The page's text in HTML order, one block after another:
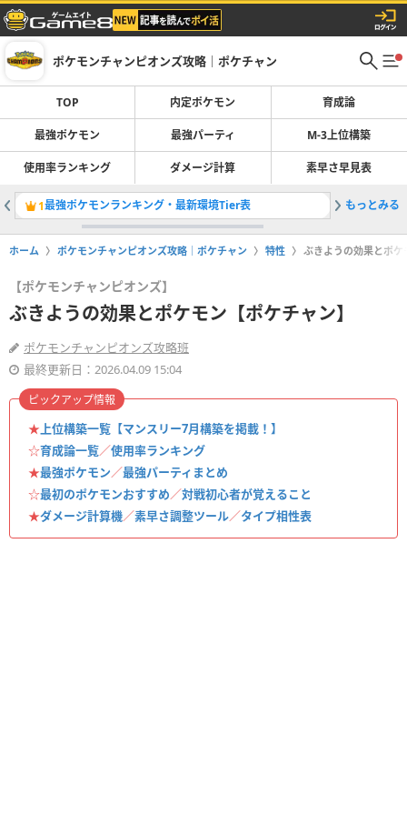
ポケモンチャンピオンズ攻略｜ポケチャン
TOP 内定ポケモン 育成論
最強ポケモン 最強パーティ M-3上位構築
使用率ランキング ダメージ計算 素早さ早見表
1最強ポケモンランキング・最新環境Tier表 2最強パ
もっとみる
ホーム ポケモンチャンピオンズ攻略｜ポケチャン 特性 ぶきようの効果とポ
【ポケモンチャンピオンズ】
ぶきようの効果とポケモン【ポケチャン】
ポケモンチャンピオンズ攻略班
最終更新日：2026.04.09 15:04
★ 上位構築一覧【マンスリー7月構築を掲載！】
☆育成論一覧／使用率ランキング
★最強ポケモン／最強パーティまとめ
☆最初のポケモンおすすめ／対戦初心者が覚えること
★ダメージ計算機／素早さ調整ツール／タイプ相性表
ピックアップ情報